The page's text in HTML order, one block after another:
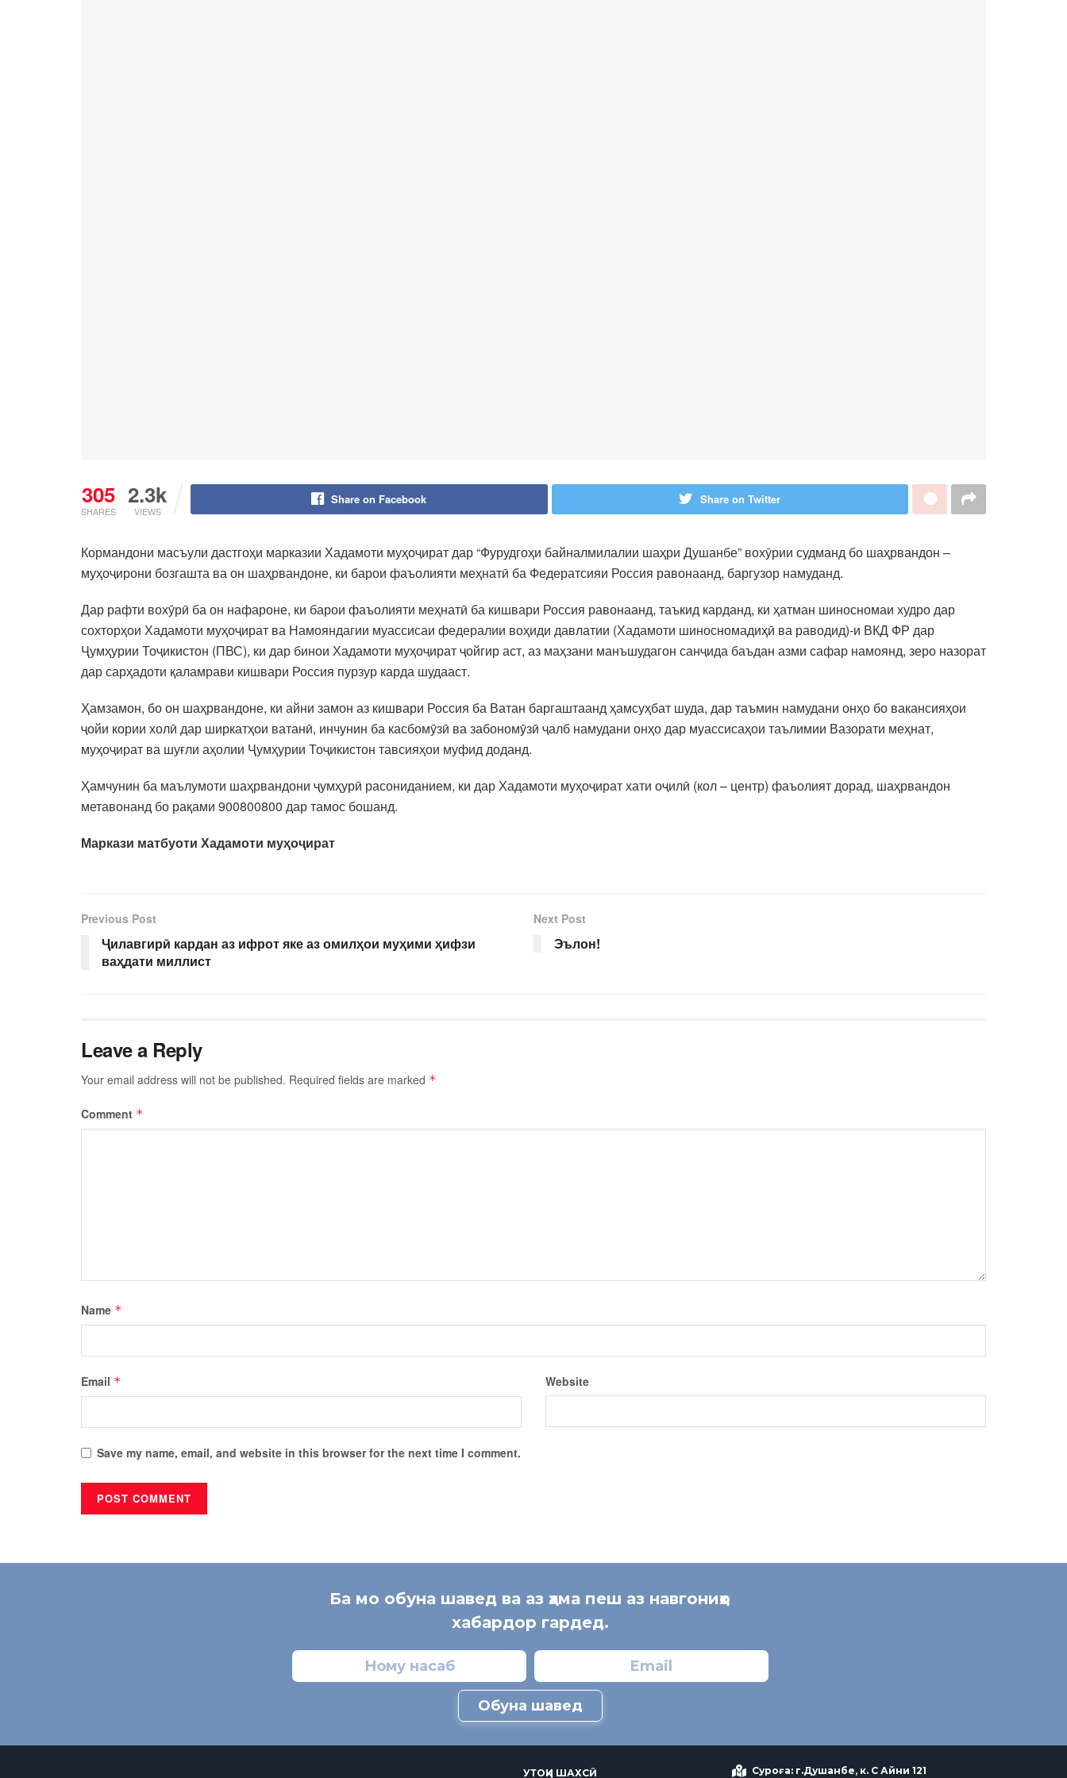
305
SHARES
2.3k
VIEWS
Share on Facebook Share on Twitter
Кормандони масъули дастгоҳи марказии Хадамоти муҳоҷират дар “Фурудгоҳи байналмилалии шаҳри Душанбе” вохӯрии судманд бо шаҳрвандон –
муҳоҷирони бозгашта ва он шаҳрвандоне, ки барои фаъолияти меҳнатӣ ба Федератсияи Россия равонаанд, баргузор намуданд.
Дар рафти вохӯрӣ ба он нафароне, ки барои фаъолияти меҳнатӣ ба кишвари Россия равонаанд, таъкид карданд, ки ҳатман шиносномаи худро дар
сохторҳои Хадамоти муҳоҷират ва Намояндагии муассисаи федералии воҳиди давлатии (Хадамоти шиносномадиҳӣ ва раводид)-и ВКД ФР дар
Ҷумҳурии Тоҷикистон (ПВС), ки дар бинои Хадамоти муҳоҷират ҷойгир аст, аз маҳзани манъшудагон санҷида баъдан азми сафар намоянд, зеро назорат
дар сарҳадоти қаламрави кишвари Россия пурзур карда шудааст.
Ҳамзамон, бо он шаҳрвандоне, ки айни замон аз кишвари Россия ба Ватан баргаштаанд ҳамсуҳбат шуда, дар таъмин намудани онҳо бо вакансияҳои
ҷойи кории холӣ дар ширкатҳои ватанӣ, инчунин ба касбомӯзӣ ва забономӯзӣ ҷалб намудани онҳо дар муассисаҳои таълимии Вазорати меҳнат,
муҳоҷират ва шуғли аҳолии Ҷумҳурии Тоҷикистон тавсияҳои муфид доданд.
Ҳамчунин ба маълумоти шаҳрвандони ҷумҳурӣ расониданием, ки дар Хадамоти муҳоҷират хати оҷилӣ (кол – центр) фаъолият дорад, шаҳрвандон
метавонанд бо рақами 900800800 дар тамос бошанд.
Маркази матбуоти Хадамоти муҳоҷират
Previous Post
Ҷилавгирӣ кардан аз ифрот яке аз омилҳои муҳими ҳифзи
ваҳдати миллист
Next Post
Эълон!
Leave a Reply
Your email address will not be published. Required fields are marked *
Comment *
Name *
Email * Website
Save my name, email, and website in this browser for the next time I comment.
Ба мо обуна шавед ва аз ҳама пеш аз навгониҳо
хабардор гардед.
Обуна шавед
УТОҚИ ШАХСӢ Суроға: г.Душанбе, к. С Айни 121